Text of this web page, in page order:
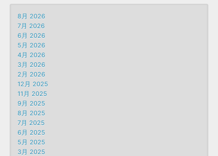
8月 2026
7月 2026
6月 2026
5月 2026
4月 2026
3月 2026
2月 2026
12月 2025
11月 2025
9月 2025
8月 2025
7月 2025
6月 2025
5月 2025
3月 2025